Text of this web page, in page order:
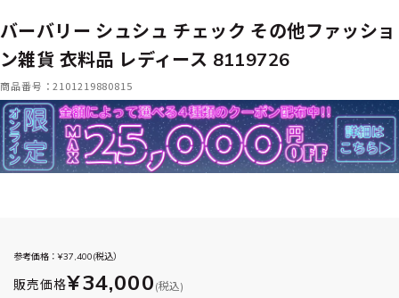
バーバリー シュシュ チェック その他ファッショ
ン雑貨 衣料品 レディース 8119726
商品番号：2101219880815
参考価格：¥37,400(税込）
販売価格¥34,000 (税込)